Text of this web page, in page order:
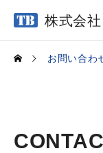
株式会
お問い合わ